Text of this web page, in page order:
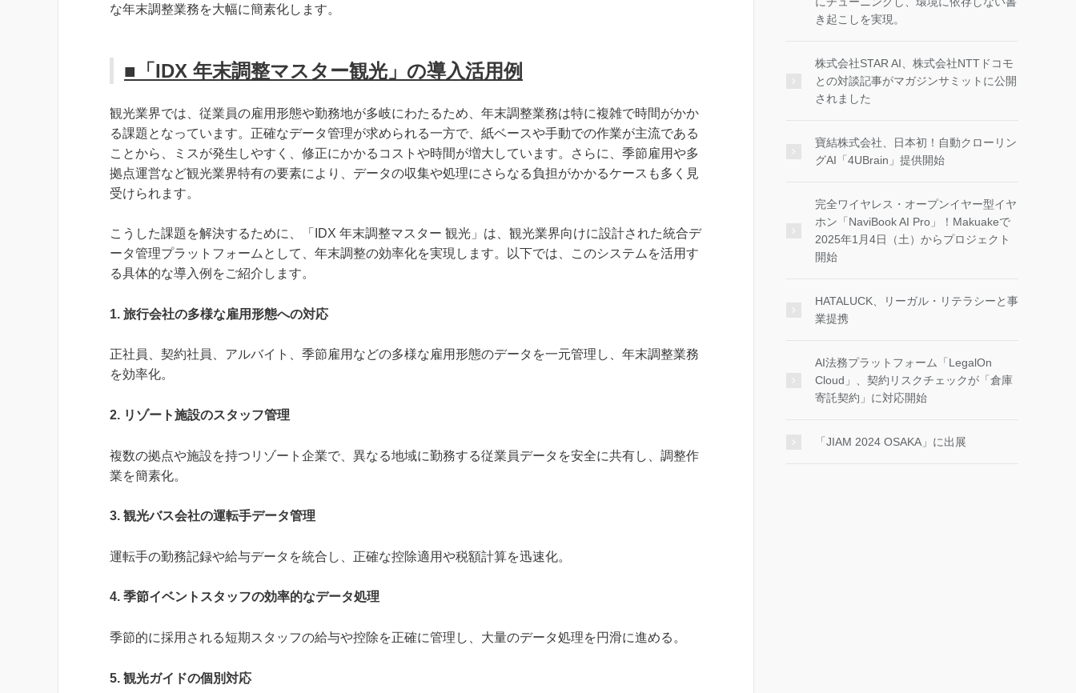
な年末調整業務を大幅に簡素化します。
■「IDX 年末調整マスター観光」の導入活用例
観光業界では、従業員の雇用形態や勤務地が多岐にわたるため、年末調整業務は特に複雑で時間がかか
る課題となっています。正確なデータ管理が求められる一方で、紙ベースや手動での作業が主流である
ことから、ミスが発生しやすく、修正にかかるコストや時間が増大しています。さらに、季節雇用や多
拠点運営など観光業界特有の要素により、データの収集や処理にさらなる負担がかかるケースも多く見
受けられます。
こうした課題を解決するために、「IDX 年末調整マスター 観光」は、観光業界向けに設計された統合デ
ータ管理プラットフォームとして、年末調整の効率化を実現します。以下では、このシステムを活用す
る具体的な導入例をご紹介します。
1. 旅行会社の多様な雇用形態への対応
正社員、契約社員、アルバイト、季節雇用などの多様な雇用形態のデータを一元管理し、年末調整業務
を効率化。
2. リゾート施設のスタッフ管理
複数の拠点や施設を持つリゾート企業で、異なる地域に勤務する従業員データを安全に共有し、調整作
業を簡素化。
3. 観光バス会社の運転手データ管理
運転手の勤務記録や給与データを統合し、正確な控除適用や税額計算を迅速化。
4. 季節イベントスタッフの効率的なデータ処理
季節的に採用される短期スタッフの給与や控除を正確に管理し、大量のデータ処理を円滑に進める。
5. 観光ガイドの個別対応
き起こしを実現。
株式会社STAR AI、株式会社NTTドコモ
との対談記事がマガジンサミットに公開
されました
寶結株式会社、日本初！自動クローリン
グAI「4UBrain」提供開始
完全ワイヤレス・オープンイヤー型イヤ
ホン「NaviBook AI Pro」！Makuakeで
2025年1月4日（土）からプロジェクト
開始
HATALUCK、リーガル・リテラシーと事
業提携
AI法務プラットフォーム「LegalOn
Cloud」、契約リスクチェックが「倉庫
寄託契約」に対応開始
「JIAM 2024 OSAKA」に出展